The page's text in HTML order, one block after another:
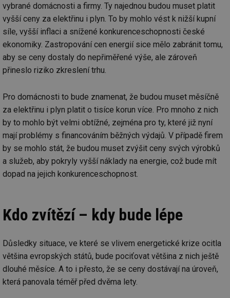
vybrané domácnosti a firmy. Ty najednou budou muset platit
vyšší ceny za elektřinu i plyn. To by mohlo vést k nižší kupní
síle, vyšší inflaci a snížené konkurenceschopnosti české
ekonomiky. Zastropování cen energií sice mělo zabránit tomu,
aby se ceny dostaly do nepřiměřené výše, ale zároveň
přineslo riziko zkreslení trhu.
Pro domácnosti to bude znamenat, že budou muset měsíčně
za elektřinu i plyn platit o tisíce korun více. Pro mnoho z nich
by to mohlo být velmi obtížné, zejména pro ty, které již nyní
mají problémy s financováním běžných výdajů. V případě firem
by se mohlo stát, že budou muset zvýšit ceny svých výrobků
a služeb, aby pokryly vyšší náklady na energie, což bude mít
dopad na jejich konkurenceschopnost.
Kdo zvítězí – kdy bude lépe
Důsledky situace, ve které se vlivem energetické krize ocitla
většina evropských států, bude pociťovat většina z nich ještě
dlouhé měsíce. A to i přesto, že se ceny dostávají na úroveň,
která panovala téměř před dvěma lety.